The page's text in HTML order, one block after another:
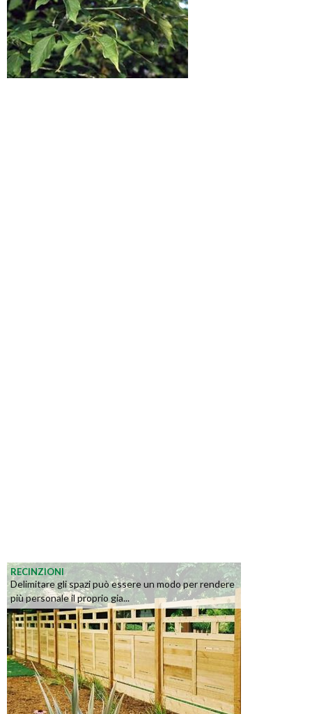
RECINZIONI
Delimitare gli spazi può essere un modo per rendere
più personale il proprio gia...